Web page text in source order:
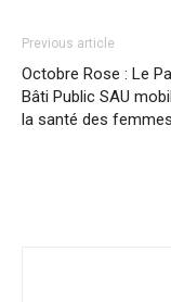
Previous article
Octobre Rose : Le
Bâti Public SAU
la santé des femmes